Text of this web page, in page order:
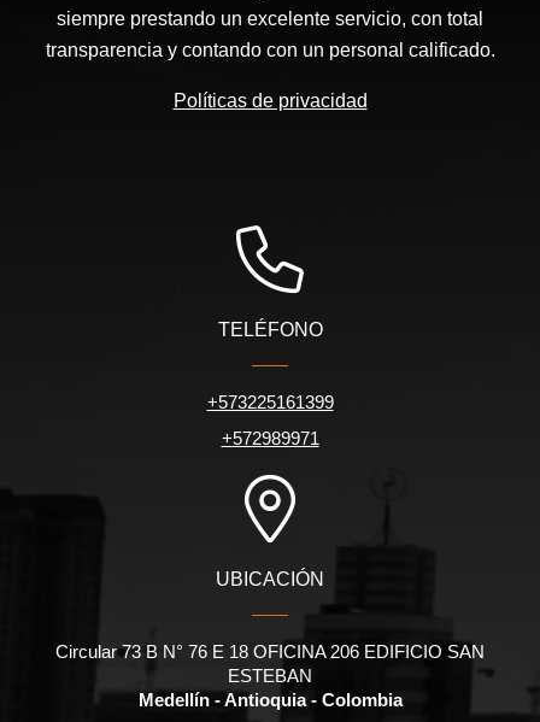
siempre prestando un excelente servicio, con total
transparencia y contando con un personal calificado.
Políticas de privacidad
TELÉFONO
+573225161399
+572989971
UBICACIÓN
Circular 73 B N° 76 E 18 OFICINA 206 EDIFICIO SAN
ESTEBAN
Medellín - Antioquia - Colombia